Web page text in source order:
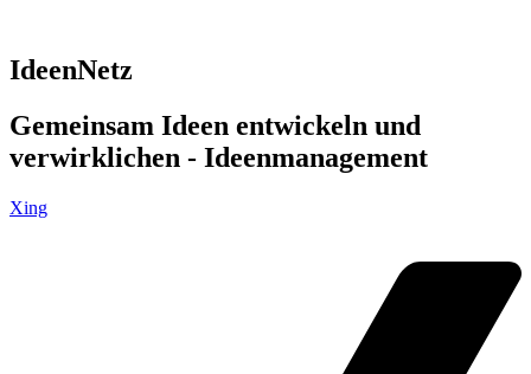
IdeenNetz
Gemeinsam Ideen entwickeln und
verwirklichen - Ideenmanagement
Xing